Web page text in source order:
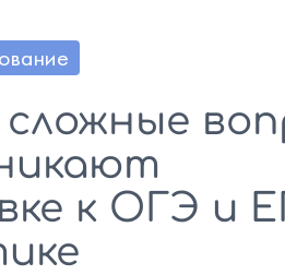
к ОГЭ и